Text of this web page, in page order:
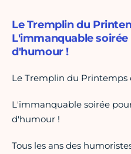
Le Tremplin du
L'immanquable
d'humour !
Le Tremplin du Printemps
L'immanquable soirée
d'humour !
Tous les ans des